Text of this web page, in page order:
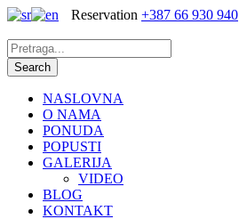
Reservation +387 66 930 940
NASLOVNA
O NAMA
PONUDA
POPUSTI
GALERIJA
VIDEO
BLOG
KONTAKT